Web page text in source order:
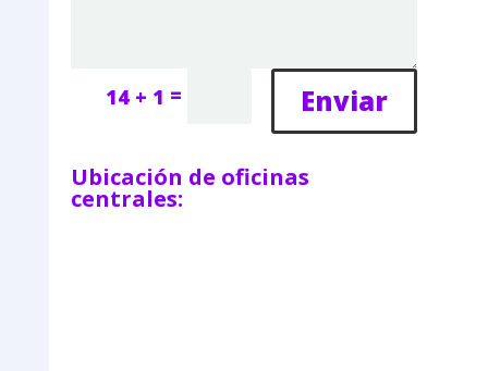
14 + 1 = Enviar
Ubicación de oficinas
centrales: